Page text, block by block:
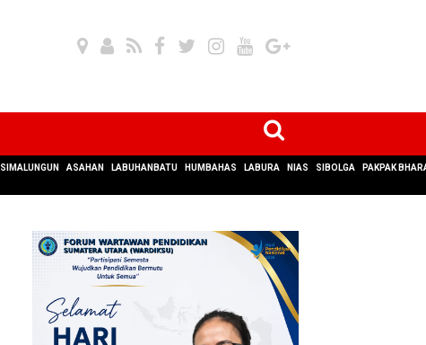
SIMALUNGUN ASAHAN LABUHANBATU HUMBAHAS LABURA NIAS SIBOLGA PAKPAK